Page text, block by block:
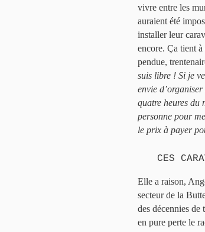
vivre entre les
auraient été
installer leur
encore. Ça tient
pendue,
suis libre ! Si je
envie
quatre heures du
personne pour
le prix à payer
CES
Elle a raison,
secteur de la
des décennies
en pure perte le